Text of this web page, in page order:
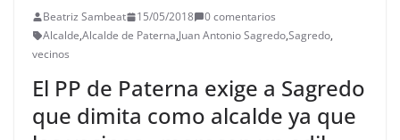
Beatriz Sambeat 15/05/2018
0 comentarios
Alcalde,Alcalde de Paterna,Juan Antonio Sagredo,Sagredo,
vecinos
El PP de Paterna exige a Sagredo
que dimita como alcalde ya que